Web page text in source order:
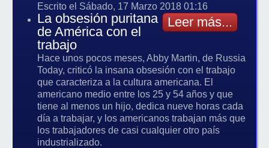
Escrito el Sábado, 17 Marzo 2018 01:16
Leer más...
La obsesión puritana
de América con el
trabajo
Hace unos pocos meses, Abby Martin, de Russia
Today, criticó la insana obsesión con el trabajo
que caracteriza a la cultura americana. El
americano medio entre los 25 y 54 años y que
tiene al menos un hijo, dedica nueve horas cada
día a trabajar, y los americanos trabajan más que
los trabajadores de casi cualquier otro país
industrializado.